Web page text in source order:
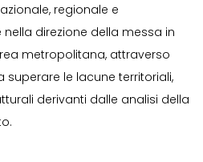
regionale e
direzione della messa in
metropolitana, attraverso
superare le lacune territoriali,
derivanti dalle analisi della